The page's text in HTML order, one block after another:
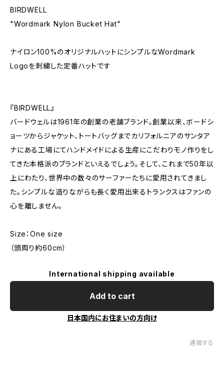
BIRDWELL
"Wordmark Nylon Bucket Hat"
ナイロン100%のオリジナルハットにシンプルなWordmark
Logoを刺繍した定番ハットです
『BIRDWELL』
バードウェルは1961年の創業の老舗ブランド。創業以来、ボードシ
ョーツからジャケット、トートバッグまでカリフォルニアのサンタア
ナにある工場にてハンドメイドによる生産にこだわりモノ作りをし
てきた本格派のブランドといえるでしょう。そして、これまで50年以
上にわたり、世界中の数々のサーファーたちに愛用されてきまし
た。シンプルな造りながらも長く愛用出来るトランクスはファンの
心を離しません。
Size：One size
（頭周り約60cm）
International shipping available
Add to cart
日本国内にお住まいの方向け
通報する